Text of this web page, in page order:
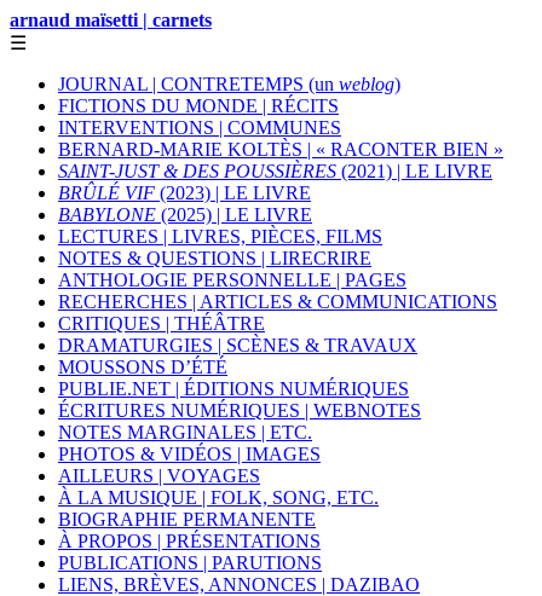
arnaud maïsetti | carnets
☰
JOURNAL | CONTRETEMPS (un weblog)
FICTIONS DU MONDE | RÉCITS
INTERVENTIONS | COMMUNES
BERNARD-MARIE KOLTÈS | « RACONTER BIEN »
SAINT-JUST & DES POUSSIÈRES (2021) | LE LIVRE
BRÛLÉ VIF (2023) | LE LIVRE
BABYLONE (2025) | LE LIVRE
LECTURES | LIVRES, PIÈCES, FILMS
NOTES & QUESTIONS | LIRECRIRE
ANTHOLOGIE PERSONNELLE | PAGES
RECHERCHES | ARTICLES & COMMUNICATIONS
CRITIQUES | THÉÂTRE
DRAMATURGIES | SCÈNES & TRAVAUX
MOUSSONS D’ÉTÉ
PUBLIE.NET | ÉDITIONS NUMÉRIQUES
ÉCRITURES NUMÉRIQUES | WEBNOTES
NOTES MARGINALES | ETC.
PHOTOS & VIDÉOS | IMAGES
AILLEURS | VOYAGES
À LA MUSIQUE | FOLK, SONG, ETC.
BIOGRAPHIE PERMANENTE
À PROPOS | PRÉSENTATIONS
PUBLICATIONS | PARUTIONS
LIENS, BRÈVES, ANNONCES | DAZIBAO